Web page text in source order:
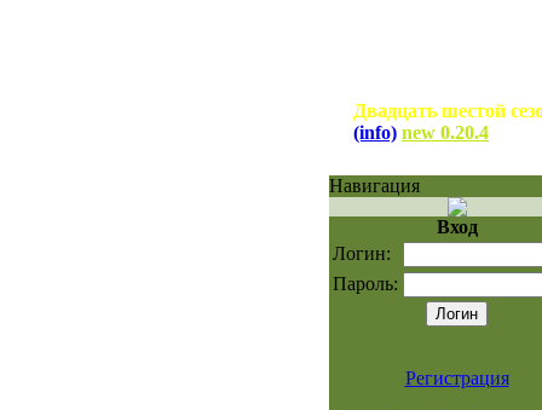
Двадцать шестой
(info) new 0.20.4
Навигация
Вход
Логин:
Пароль:
Регистрация